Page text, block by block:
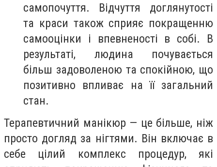
самопочуття. Відчуття доглянутості
та краси також сприяє покращенню
самооцінки і впевненості в собі. В
результаті, людина почувається
більш задоволеною та спокійною, що
позитивно впливає на її загальний
стан.
Терапевтичний манікюр — це більше, ніж
просто догляд за нігтями. Він включає в
себе цілий комплекс процедур, які